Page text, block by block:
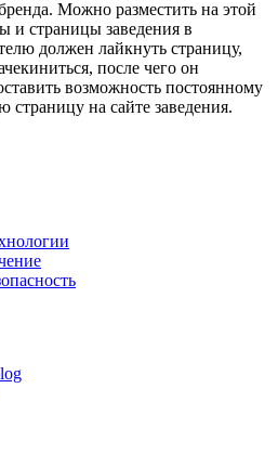
Можно разместить на этой
и страницы заведения в
должен лайкнуть страницу,
после чего он
возможность постоянному
страницу на сайте заведения.